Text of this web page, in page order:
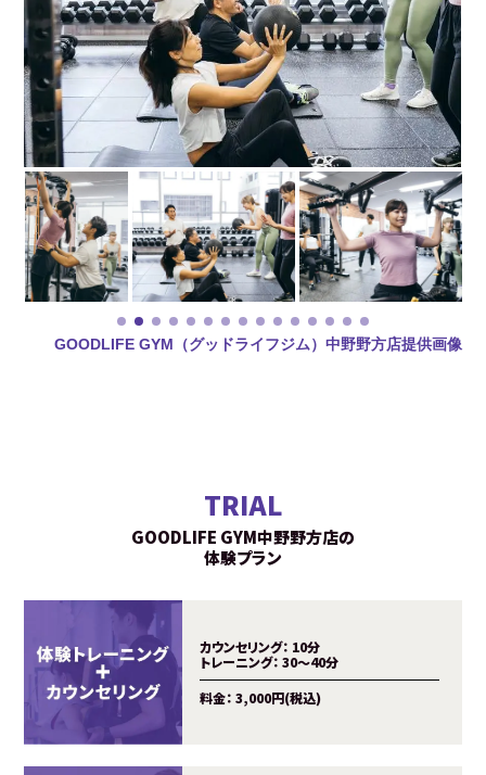
GOODLIFE GYM（グッドライフジム）中野野方店提供画像
TRIAL
GOODLIFE GYM中野野方店の
体験プラン
カウンセリング： 10分
トレーニング： 30～40分
料金： 3,000円(税込)